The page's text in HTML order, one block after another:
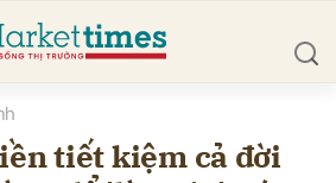
tiết kiệm cả đời